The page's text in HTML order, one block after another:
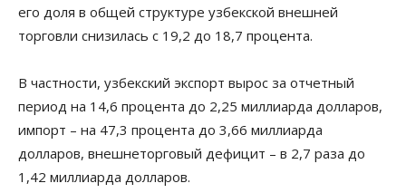
его доля в общей структуре узбекской внешней
торговли снизилась с 19,2 до 18,7 процента.
В частности, узбекский экспорт вырос за отчетный
период на 14,6 процента до 2,25 миллиарда долларов,
импорт – на 47,3 процента до 3,66 миллиарда
долларов, внешнеторговый дефицит – в 2,7 раза до
1,42 миллиарда долларов.